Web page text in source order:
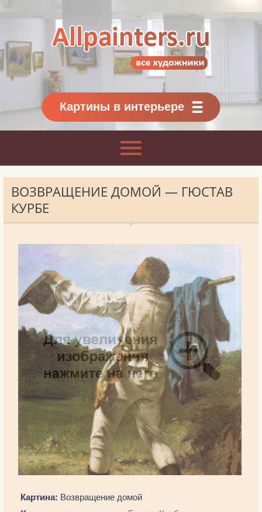
Картины классиков
и современников
Картины в интерьере
ВОЗВРАЩЕНИЕ ДОМОЙ — ГЮСТАВ
КУРБЕ
Картина: Возвращение домой